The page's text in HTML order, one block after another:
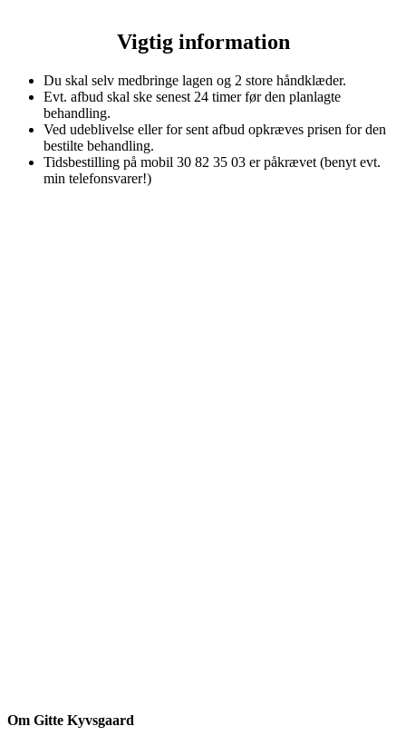
Vigtig information
Du skal selv medbringe lagen og 2 store håndklæder.
Evt. afbud skal ske senest 24 timer før den planlagte
behandling.
Ved udeblivelse eller for sent afbud opkræves prisen for den
bestilte behandling.
Tidsbestilling på mobil 30 82 35 03 er påkrævet (benyt evt.
min telefonsvarer!)
Om Gitte Kyvsgaard